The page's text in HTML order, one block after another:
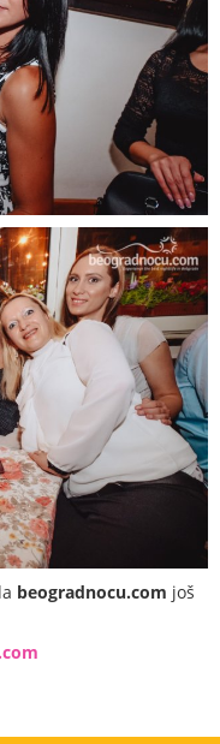
beogradnocu.com još